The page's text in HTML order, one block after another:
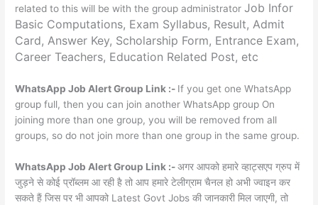
related to this will be with the group administratorJob Infor
Basic Computations, Exam Syllabus, Result, Admit
Card, Answer Key, Scholarship Form, Entrance Exam,
Career Teachers, Education Related Post, etc
WhatsApp Job Alert Group Link :- If you get one WhatsApp
group full, then you can join another WhatsApp group On
joining more than one group, you will be removed from all
groups, so do not join more than one group in the same group.
WhatsApp Job Alert Group Link :-अगर आपको हमारे व्हाट्सएप ग्रुप में
जुड़ने से कोई प्रॉब्लम आ रही है तो आप हमारे टेलीग्राम चैनल हो अभी ज्वाइन कर
सकते हैं जिस पर भी आपको Latest Govt Jobs की जानकारी मिल जाएगी, तो